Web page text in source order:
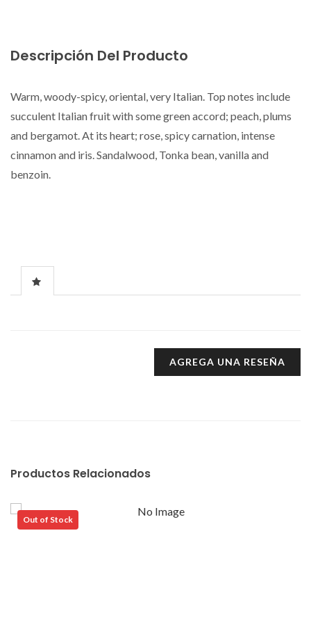
Descripción Del Producto
Warm, woody-spicy, oriental, very Italian. Top notes include
succulent Italian fruit with some green accord; peach, plums
and bergamot. At its heart; rose, spicy carnation, intense
cinnamon and iris. Sandalwood, Tonka bean, vanilla and
benzoin.
AGREGA UNA RESEÑA
Productos Relacionados
Out of Stock